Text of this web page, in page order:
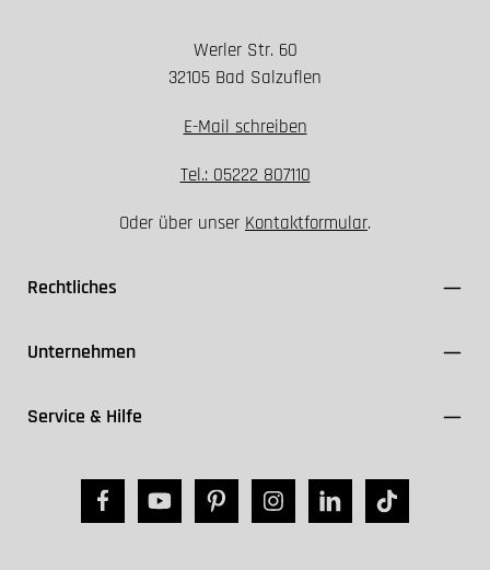
Werler Str. 60
32105 Bad Salzuflen
E-Mail schreiben
Tel.: 05222 807110
Oder über unser Kontaktformular.
Rechtliches
Unternehmen
Service & Hilfe